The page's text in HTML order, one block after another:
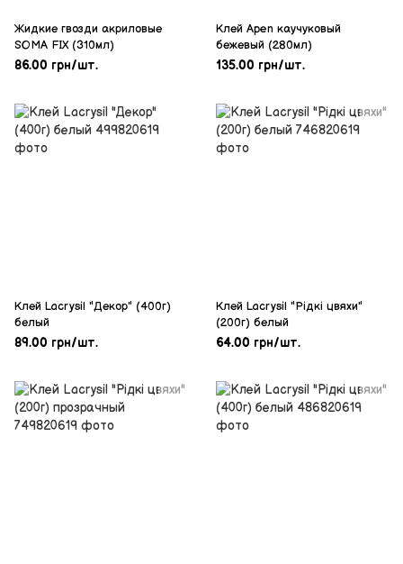
Жидкие гвозди акриловые
SOMA FIX (310мл)
86.00 грн/шт.
Клей Apen каучуковый
бежевый (280мл)
135.00 грн/шт.
Клей Lacrysil "Декор" (400г)
белый
89.00 грн/шт.
Клей Lacrysil "Рідкі цвяхи"
(200г) белый
64.00 грн/шт.